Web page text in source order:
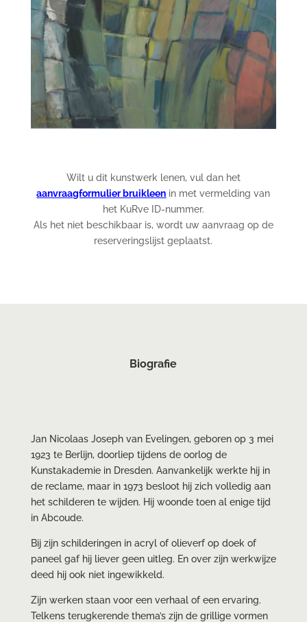
Wilt u dit kunstwerk lenen, vul dan het
aanvraagformulier bruikleen in met vermelding van
het KuRve ID-nummer.
Als het niet beschikbaar is, wordt uw aanvraag op de
reserveringslijst geplaatst.
Biografie
Jan Nicolaas Joseph van Evelingen, geboren op 3 mei
1923 te Berlijn, doorliep tijdens de oorlog de
Kunstakademie in Dresden. Aanvankelijk werkte hij in
de reclame, maar in 1973 besloot hij zich volledig aan
het schilderen te wijden. Hij woonde toen al enige tijd
in Abcoude.
Bij zijn schilderingen in acryl of olieverf op doek of
paneel gaf hij liever geen uitleg. En over zijn werkwijze
deed hij ook niet ingewikkeld.
Zijn werken staan voor een verhaal of een ervaring.
Telkens terugkerende thema’s zijn de grillige vormen